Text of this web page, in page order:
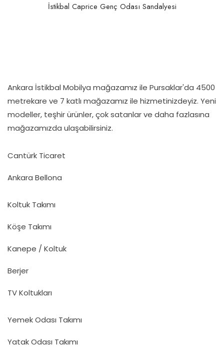
İstikbal Caprice Genç Odası Sandalyesi
Ankara İstikbal Mobilya mağazamız ile Pursaklar'da 4500
metrekare ve 7 katlı mağazamız ile hizmetinizdeyiz. Yeni
modeller, teşhir ürünler, çok satanlar ve daha fazlasına
mağazamızda ulaşabilirsiniz.
Cantürk Ticaret
Ankara Bellona
Koltuk Takımı
Köşe Takımı
Kanepe / Koltuk
Berjer
TV Koltukları
Yemek Odası Takımı
Yatak Odası Takımı